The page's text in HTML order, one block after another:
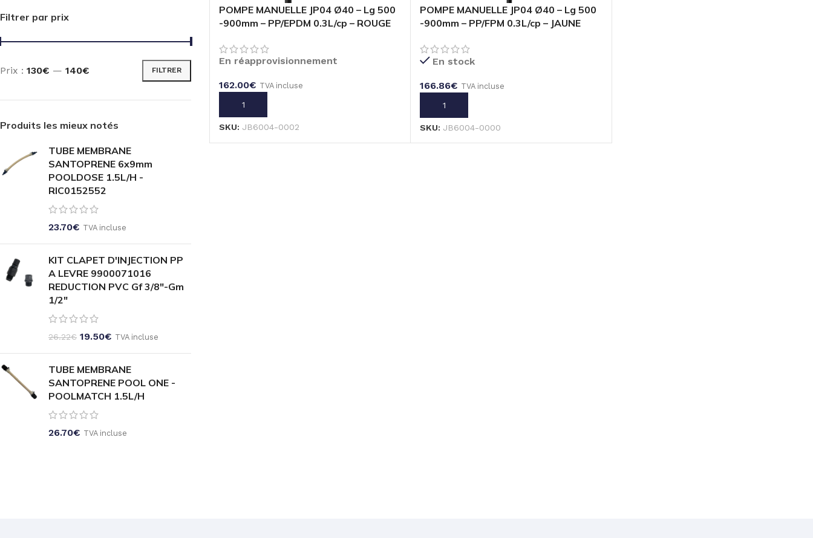
Filtrer par prix
FILTRER
Prix : 130€ — 140€
Produits les mieux notés
TUBE MEMBRANE
SANTOPRENE 6x9mm
POOLDOSE 1.5L/H -
RIC0152552
23.70€ TVA incluse
KIT CLAPET D'INJECTION PP
A LEVRE 9900071016
REDUCTION PVC Gf 3/8"-Gm
1/2"
26.22€ 19.50€ TVA incluse
TUBE MEMBRANE
SANTOPRENE POOL ONE -
POOLMATCH 1.5L/H
26.70€ TVA incluse
POMPE MANUELLE JP04 Ø40 – Lg 500
-900mm – PP/EPDM 0.3L/cp – ROUGE
En réapprovisionnement
162.00€ TVA incluse
AJOUTER AU PANIER
SKU: JB6004-0002
POMPE MANUELLE JP04 Ø40 – Lg 500
-900mm – PP/FPM 0.3L/cp – JAUNE
En stock
166.86€ TVA incluse
AJOUTER AU PANIER
SKU: JB6004-0000